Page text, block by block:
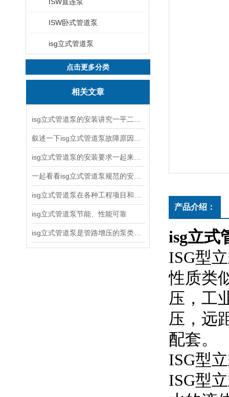
ISW卧式管道泵
isg立式管道泵
点击更多分类
相关文章
isg立式管道泵节能、性能可靠
产品介绍：
isg立式
ISG型
性质类
压，工
压
配套。
ISG型立
ISG型